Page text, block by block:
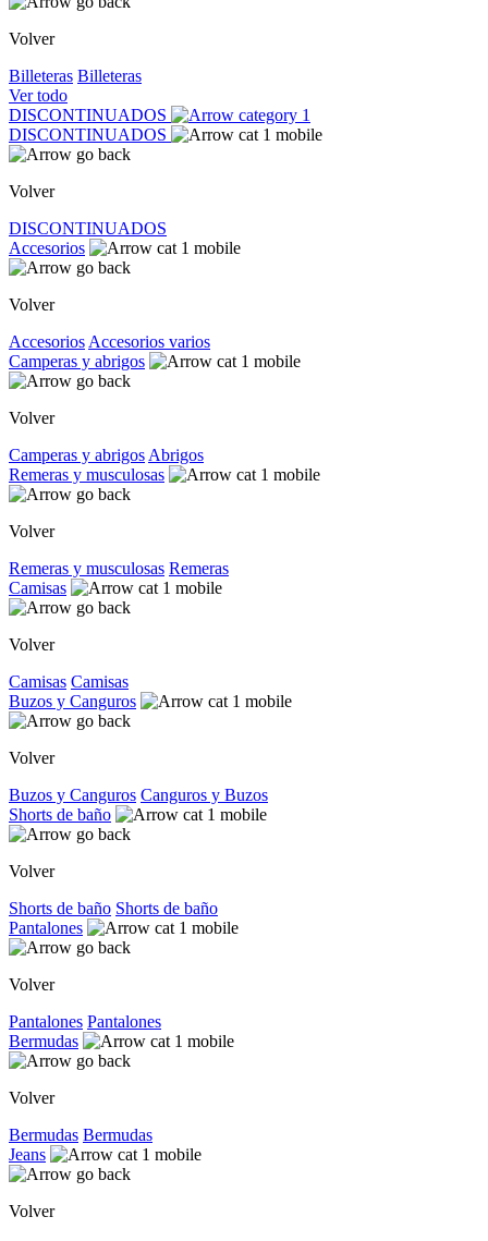
Volver
Billeteras Billeteras
Ver todo
DISCONTINUADOS
DISCONTINUADOS
Volver
DISCONTINUADOS
Accesorios
Volver
Accesorios Accesorios varios
Camperas y abrigos
Volver
Camperas y abrigos Abrigos
Remeras y musculosas
Volver
Remeras y musculosas Remeras
Camisas
Volver
Camisas Camisas
Buzos y Canguros
Volver
Buzos y Canguros Canguros y Buzos
Shorts de baño
Volver
Shorts de baño Shorts de baño
Pantalones
Volver
Pantalones Pantalones
Bermudas
Volver
Bermudas Bermudas
Jeans
Volver